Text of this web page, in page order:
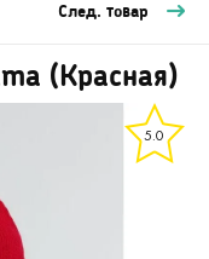
След. товар
(Красная)
5.0